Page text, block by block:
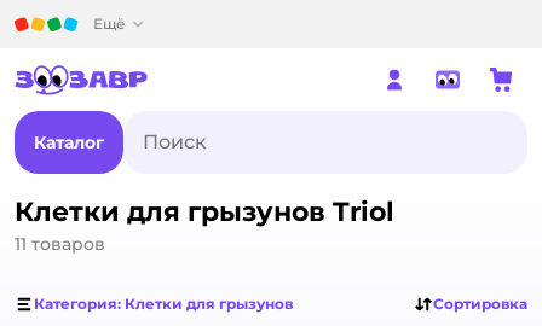
Ещё
Каталог
Клетки для грызунов Triol
11 товаров
Категория: Клетки для грызунов Сортировка